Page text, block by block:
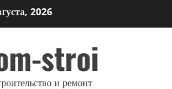
2026
stroi
и ремонт